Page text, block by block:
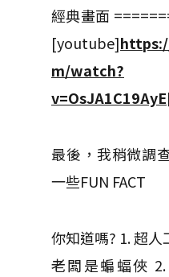
經典畫面
[youtube]
m/watch?
最後，我稍微調
一些FUN FACT
你知道嗎? 1. 超人
老闆是蝙蝠俠